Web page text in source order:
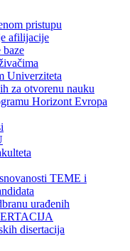
pristupu
afilijacije
Univerziteta
za otvorenu nauku
Horizont Evropa
TEME i
urađenih
disertacija